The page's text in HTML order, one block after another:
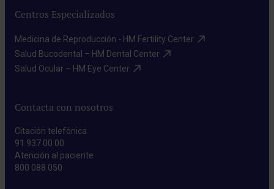
Centros Especializados
Medicina de Reproducción - HM Fertility Center​
Salud Bucodental – HM Dental Center​
Salud Ocular – HM Eye Center​
Contacta con nosotros
Citación telefónica
91 937 00 00
Atención al paciente
800 088 050